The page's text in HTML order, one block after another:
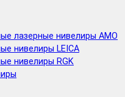
лазерные нивелиры AMO
нивелиры LEICA
нивелиры RGK